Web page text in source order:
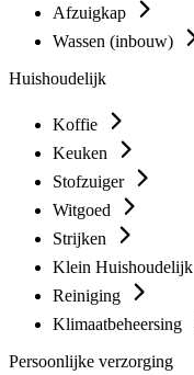
Afzuigkap
Wassen (inbouw)
Huishoudelijk
Koffie
Keuken
Stofzuiger
Witgoed
Strijken
Klein Huishoudelijk
Reiniging
Klimaatbeheersing
Persoonlijke verzorging